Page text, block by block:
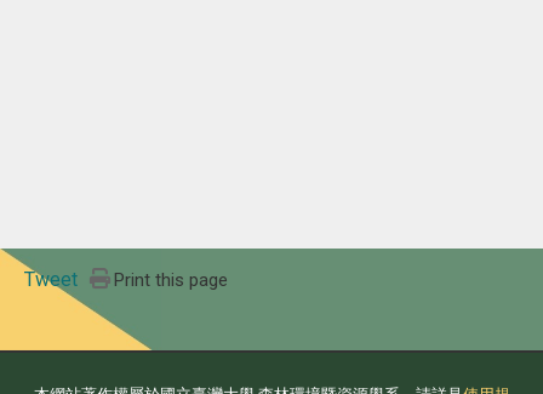
Tweet Print this page